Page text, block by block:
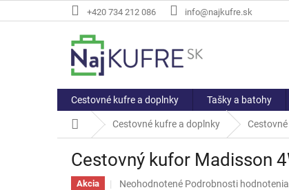
na
+420 734 212 086 info@najkufre.sk
Cestovné kufre a doplnky Tašky a batohy
DomovCestovné kufre a doplnky
Cestovný kufor Madisson
Akcia
Priemerné
Neohodnotené Podrobnosti hodnotenia